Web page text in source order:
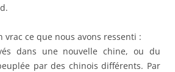
vrac ce que nous avons ressenti :
dans une nouvelle chine, ou du
par des chinois différents. Par